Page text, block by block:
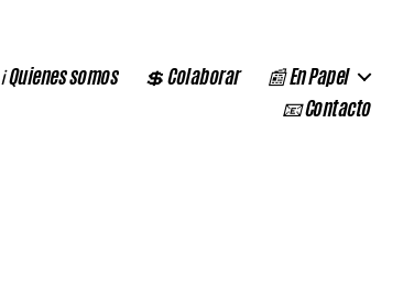
ℹ️ Quienes somos 💲 Colaborar
📰 En Papel
📧 Contacto